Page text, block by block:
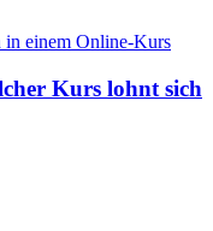
Kurs lohnt sich